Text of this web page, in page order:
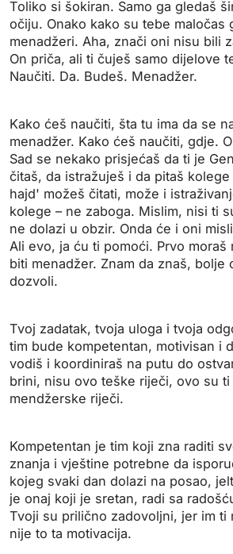
Toliko si šokiran. Samo ga gledaš
očiju. Onako kako su tebe maločas
menadžeri. Aha, znači oni nisu bili
On priča, ali ti čuješ samo dijelove
Naučiti. Da. Budeš. Menadžer.
Kako ćeš naučiti, šta tu ima da se
menadžer. Kako ćeš naučiti, gdje.
Sad se nekako prisjećaš da ti je
čitaš, da istražuješ i da pitaš
hajd' možeš čitati, može i
kolege – ne zaboga. Mislim, nisi ti
ne dolazi u obzir. Onda će i oni
Ali evo, ja ću ti pomoći. Prvo moraš
biti menadžer. Znam da znaš, bolje
dozvoli.
Tvoj zadatak, tvoja uloga i tvoja
tim bude kompetentan, motivisan i
vodiš i koordiniraš na putu do
brini, nisu ovo teške riječi, ovo su ti
mendžerske riječi.
Kompetentan je tim koji zna raditi
znanja i vještine potrebne da
kojeg svaki dan dolazi na posao,
je onaj koji je sretan, radi sa
Tvoji su prilično zadovoljni, jer im ti
nije to ta motivacija.